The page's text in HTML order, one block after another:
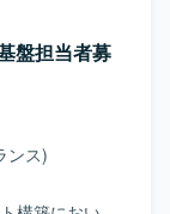
ペアプログ
タイルにも前
など新しい技
ましいで
アドメイン
フロントエ
フルスタッ
できます。
・新機能開発
いたします。
、Ruby
Redis ・イン
境で就業す
稼働が安定し
おります。
盤担当者募
ンス)